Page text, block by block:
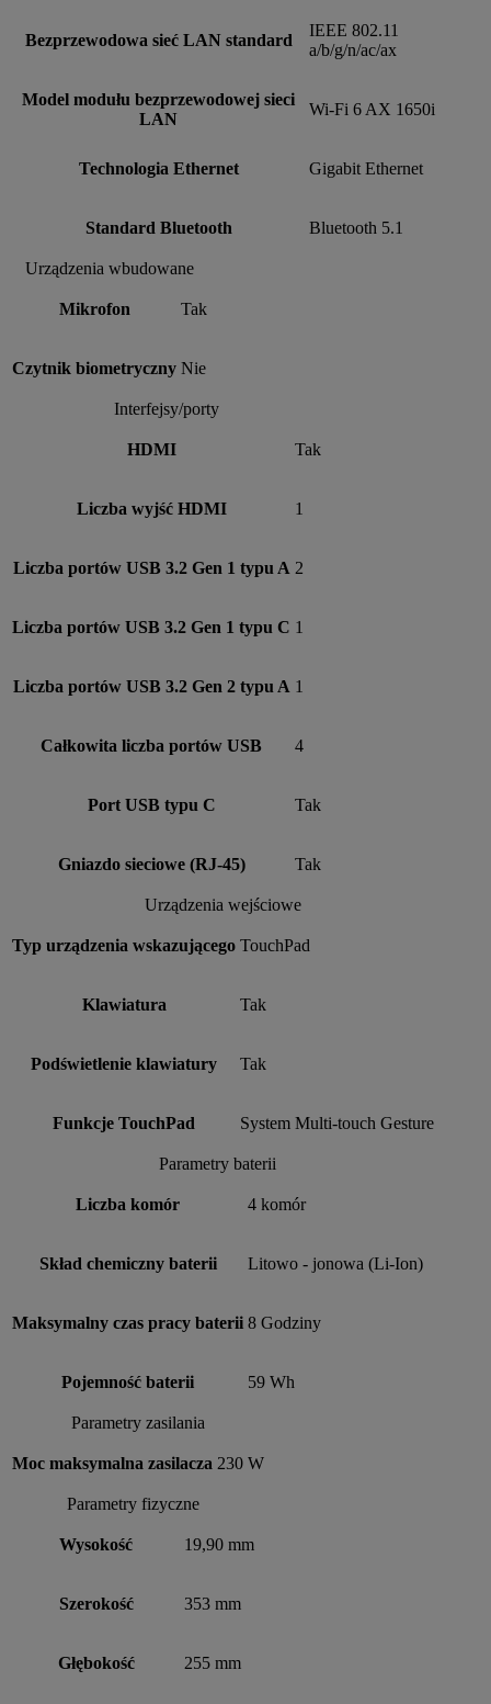
Bezprzewodowa sieć LAN standard
IEEE 802.11
a/b/g/n/ac/ax
Model modułu bezprzewodowej sieci
LAN
Wi-Fi 6 AX 1650i
Technologia Ethernet Gigabit Ethernet
Standard Bluetooth Bluetooth 5.1
Urządzenia wbudowane
Mikrofon Tak
Czytnik biometryczny Nie
Interfejsy/porty
HDMI Tak
Liczba wyjść HDMI 1
Liczba portów USB 3.2 Gen 1 typu A 2
Liczba portów USB 3.2 Gen 1 typu C 1
Liczba portów USB 3.2 Gen 2 typu A 1
Całkowita liczba portów USB 4
Port USB typu C Tak
Gniazdo sieciowe (RJ-45) Tak
Urządzenia wejściowe
Typ urządzenia wskazującego TouchPad
Klawiatura Tak
Podświetlenie klawiatury Tak
Funkcje TouchPad System Multi-touch Gesture
Parametry baterii
Liczba komór 4 komór
Skład chemiczny baterii Litowo - jonowa (Li-Ion)
Maksymalny czas pracy baterii 8 Godziny
Pojemność baterii 59 Wh
Parametry zasilania
Moc maksymalna zasilacza 230 W
Parametry fizyczne
Wysokość 19,90 mm
Szerokość 353 mm
Głębokość 255 mm